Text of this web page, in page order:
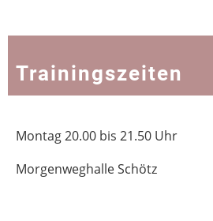
Trainingszeiten
Montag 20.00 bis 21.50 Uhr
Morgenweghalle Schötz